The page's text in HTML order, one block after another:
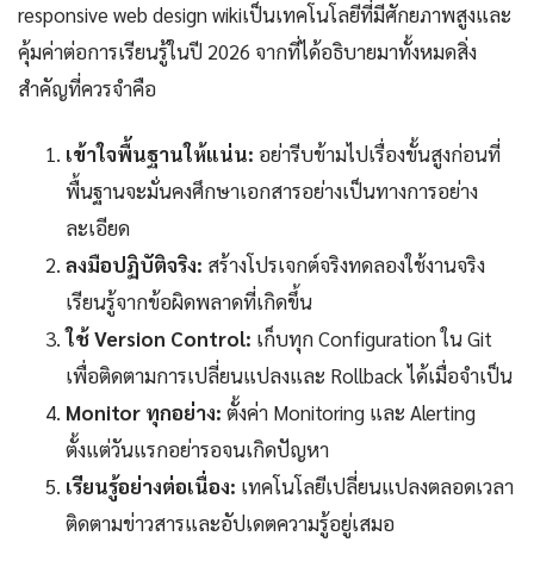
responsive web design wikiเป็นเทคโนโลยีที่มีศักยภาพสูงและ
คุ้มค่าต่อการเรียนรู้ในปี 2026 จากที่ได้อธิบายมาทั้งหมดสิ่ง
สำคัญที่ควรจำคือ
เข้าใจพื้นฐานให้แน่น: อย่ารีบข้ามไปเรื่องขั้นสูงก่อนที่
พื้นฐานจะมั่นคงศึกษาเอกสารอย่างเป็นทางการอย่าง
ละเอียด
ลงมือปฏิบัติจริง: สร้างโปรเจกต์จริงทดลองใช้งานจริง
เรียนรู้จากข้อผิดพลาดที่เกิดขึ้น
ใช้ Version Control: เก็บทุก Configuration ใน Git
เพื่อติดตามการเปลี่ยนแปลงและ Rollback ได้เมื่อจำเป็น
Monitor ทุกอย่าง: ตั้งค่า Monitoring และ Alerting
ตั้งแต่วันแรกอย่ารอจนเกิดปัญหา
เรียนรู้อย่างต่อเนื่อง: เทคโนโลยีเปลี่ยนแปลงตลอดเวลา
ติดตามข่าวสารและอัปเดตความรู้อยู่เสมอ